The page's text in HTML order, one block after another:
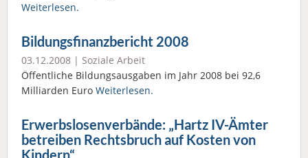
Weiterlesen.
Bildungsfinanzbericht 2008
03.12.2008 | Soziale Arbeit
Öffentliche Bildungsausgaben im Jahr 2008 bei 92,6
Milliarden Euro Weiterlesen.
Erwerbslosenverbände: „Hartz IV-Ämter
betreiben Rechtsbruch auf Kosten von